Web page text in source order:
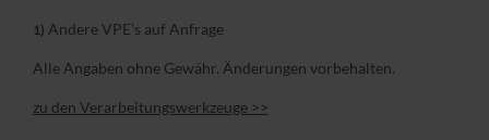
1) Andere VPE's auf Anfrage
Alle Angaben ohne Gewähr. Änderungen vorbehalten.
zu den Verarbeitungswerkzeuge >>